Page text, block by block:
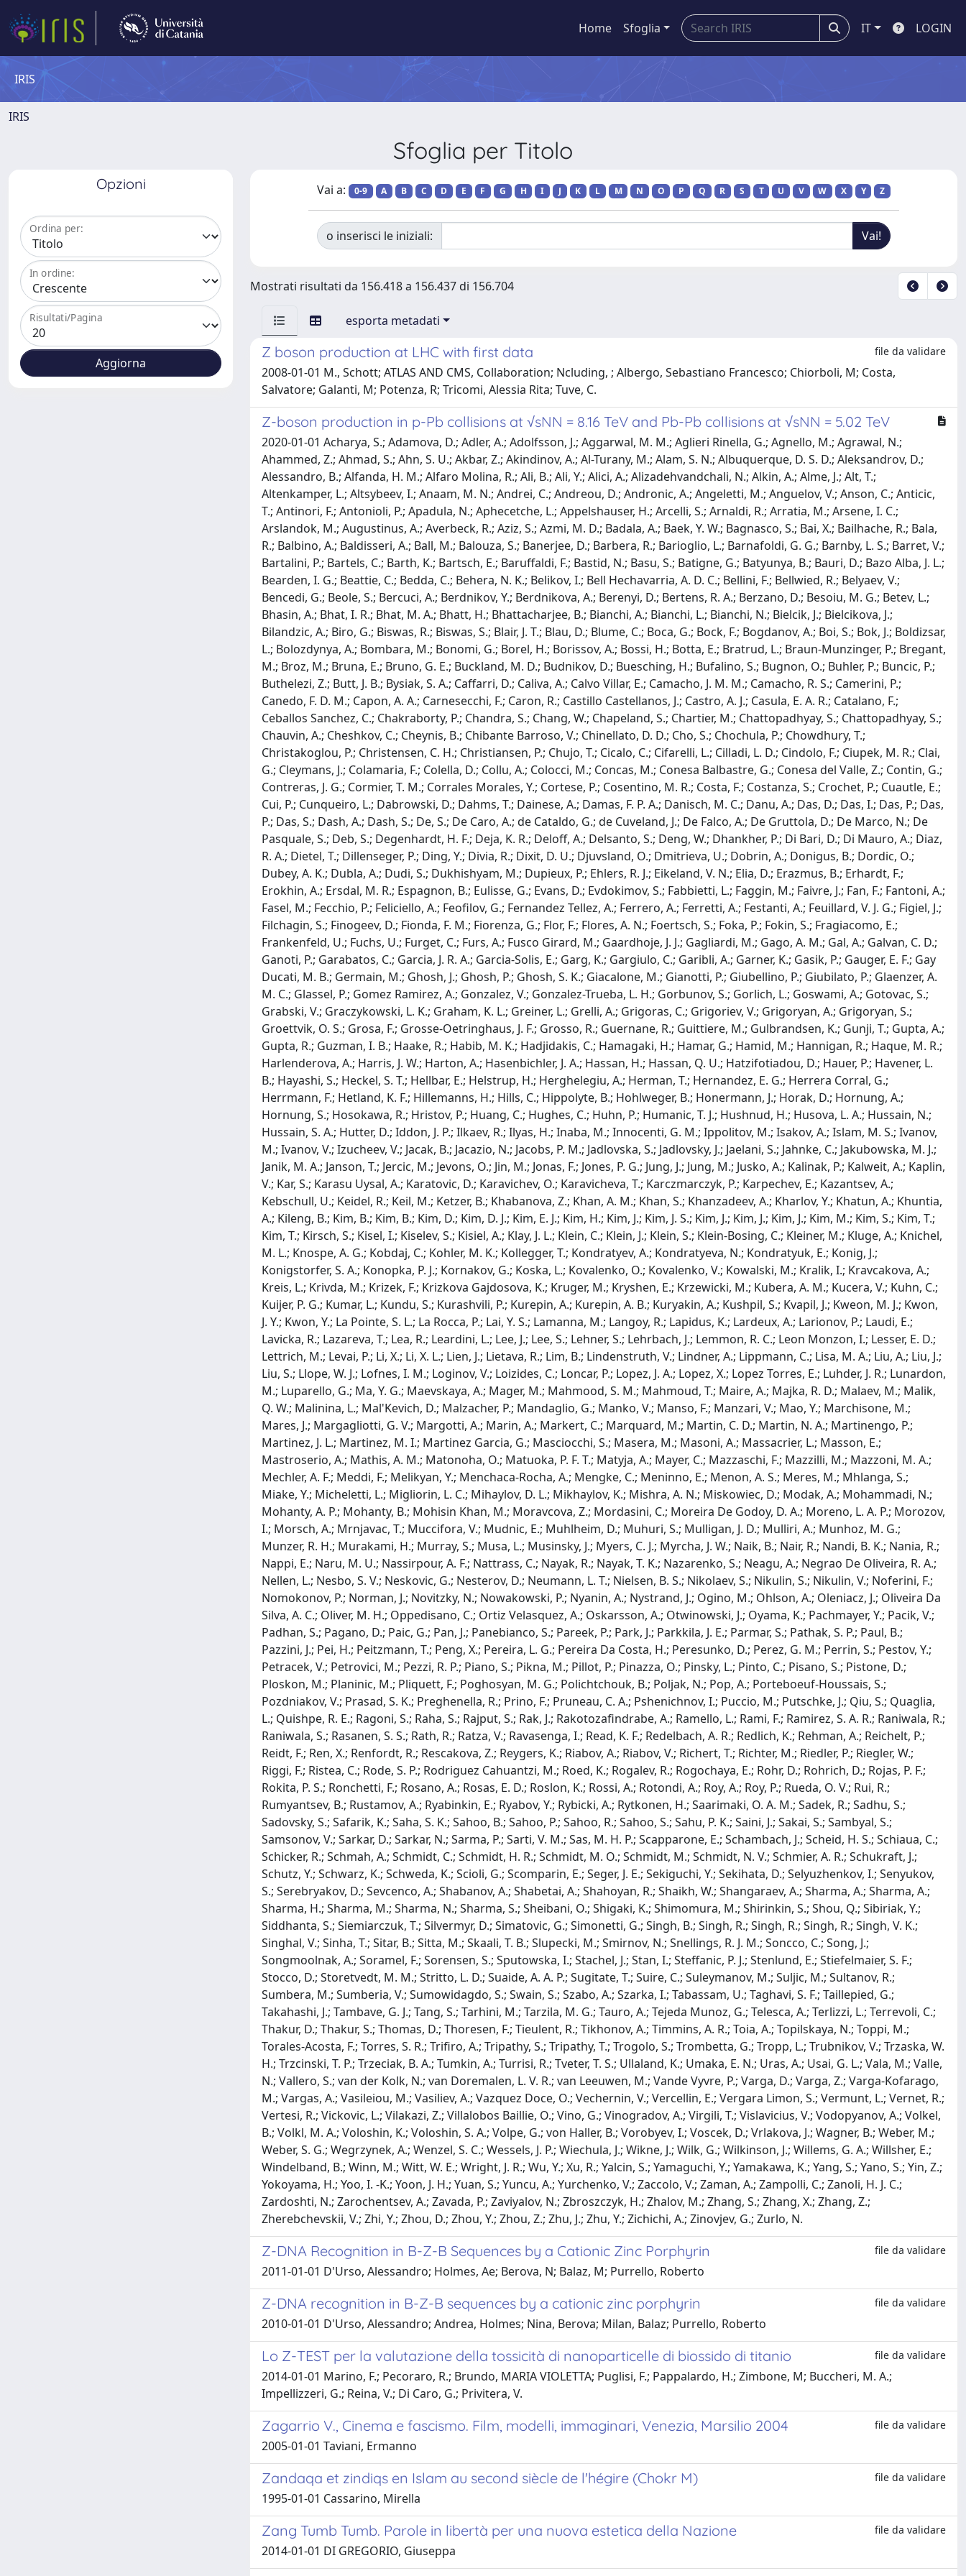
Home Sfoglia IT LOGIN
IRIS
IRIS
Sfoglia per Titolo
Opzioni
Ordina per:
In ordine:
Risultati/Pagina
Vai a: 0-9 A B C D E F G H I J K L M N O P Q R S T U V W X Y Z
o inserisci le iniziali:
Mostrati risultati da 156.418 a 156.437 di 156.704
esporta metadati
Z boson production at LHC with first data file da validare
2008-01-01 M., Schott; ATLAS AND CMS, Collaboration; Ncluding, ; Albergo, Sebastiano Francesco; Chiorboli, M; Costa,
Salvatore; Galanti, M; Potenza, R; Tricomi, Alessia Rita; Tuve, C.
Z-boson production in p-Pb collisions at √sNN = 8.16 TeV and Pb-Pb collisions at √sNN = 5.02 TeV
2020-01-01 Acharya, S.; Adamova, D.; Adler, A.; Adolfsson, J.; Aggarwal, M. M.; Aglieri Rinella, G.; Agnello, M.; Agrawal, N.; Ahammed, Z.; Ahmad, S.; Ahn, S. U.; Akbar, Z.; Akindinov, A.; Al-Turany, M.; Alam, S. N.; Albuquerque, D. S. D.; Aleksandrov, D.; Alessandro, B.; Alfanda, H. M.; Alfaro Molina, R.; Ali, B.; Ali, Y.; Alici, A.; Alizadehvandchali, N.; Alkin, A.; Alme, J.; Alt, T.; Altenkamper, L.; Altsybeev, I.; Anaam, M. N.; Andrei, C.; Andreou, D.; Andronic, A.; Angeletti, M.; Anguelov, V.; Anson, C.; Anticic, T.; Antinori, F.; Antonioli, P.; Apadula, N.; Aphecetche, L.; Appelshauser, H.; Arcelli, S.; Arnaldi, R.; Arratia, M.; Arsene, I. C.; Arslandok, M.; Augustinus, A.; Averbeck, R.; Aziz, S.; Azmi, M. D.; Badala, A.; Baek, Y. W.; Bagnasco, S.; Bai, X.; Bailhache, R.; Bala, R.; Balbino, A.; Baldisseri, A.; Ball, M.; Balouza, S.; Banerjee, D.; Barbera, R.; Barioglio, L.; Barnafoldi, G. G.; Barnby, L. S.; Barret, V.; Bartalini, P.; Bartels, C.; Barth, K.; Bartsch, E.; Baruffaldi, F.; Bastid, N.; Basu, S.; Batigne, G.; Batyunya, B.; Bauri, D.; Bazo Alba, J. L.; Bearden, I. G.; Beattie, C.; Bedda, C.; Behera, N. K.; Belikov, I.; Bell Hechavarria, A. D. C.; Bellini, F.; Bellwied, R.; Belyaev, V.; Bencedi, G.; Beole, S.; Bercuci, A.; Berdnikov, Y.; Berdnikova, A.; Berenyi, D.; Bertens, R. A.; Berzano, D.; Besoiu, M. G.; Betev, L.; Bhasin, A.; Bhat, I. R.; Bhat, M. A.; Bhatt, H.; Bhattacharjee, B.; Bianchi, A.; Bianchi, L.; Bianchi, N.; Bielcik, J.; Bielcikova, J.; Bilandzic, A.; Biro, G.; Biswas, R.; Biswas, S.; Blair, J. T.; Blau, D.; Blume, C.; Boca, G.; Bock, F.; Bogdanov, A.; Boi, S.; Bok, J.; Boldizsar, L.; Bolozdynya, A.; Bombara, M.; Bonomi, G.; Borel, H.; Borissov, A.; Bossi, H.; Botta, E.; Bratrud, L.; Braun-Munzinger, P.; Bregant, M.; Broz, M.; Bruna, E.; Bruno, G. E.; Buckland, M. D.; Budnikov, D.; Buesching, H.; Bufalino, S.; Bugnon, O.; Buhler, P.; Buncic, P.; Buthelezi, Z.; Butt, J. B.; Bysiak, S. A.; Caffarri, D.; Caliva, A.; Calvo Villar, E.; Camacho, J. M. M.; Camacho, R. S.; Camerini, P.; Canedo, F. D. M.; Capon, A. A.; Carnesecchi, F.; Caron, R.; Castillo Castellanos, J.; Castro, A. J.; Casula, E. A. R.; Catalano, F.; Ceballos Sanchez, C.; Chakraborty, P.; Chandra, S.; Chang, W.; Chapeland, S.; Chartier, M.; Chattopadhyay, S.; Chattopadhyay, S.; Chauvin, A.; Cheshkov, C.; Cheynis, B.; Chibante Barroso, V.; Chinellato, D. D.; Cho, S.; Chochula, P.; Chowdhury, T.; Christakoglou, P.; Christensen, C. H.; Christiansen, P.; Chujo, T.; Cicalo, C.; Cifarelli, L.; Cilladi, L. D.; Cindolo, F.; Ciupek, M. R.; Clai, G.; Cleymans, J.; Colamaria, F.; Colella, D.; Collu, A.; Colocci, M.; Concas, M.; Conesa Balbastre, G.; Conesa del Valle, Z.; Contin, G.; Contreras, J. G.; Cormier, T. M.; Corrales Morales, Y.; Cortese, P.; Cosentino, M. R.; Costa, F.; Costanza, S.; Crochet, P.; Cuautle, E.; Cui, P.; Cunqueiro, L.; Dabrowski, D.; Dahms, T.; Dainese, A.; Damas, F. P. A.; Danisch, M. C.; Danu, A.; Das, D.; Das, I.; Das, P.; Das, P.; Das, S.; Dash, A.; Dash, S.; De, S.; De Caro, A.; de Cataldo, G.; de Cuveland, J.; De Falco, A.; De Gruttola, D.; De Marco, N.; De Pasquale, S.; Deb, S.; Degenhardt, H. F.; Deja, K. R.; Deloff, A.; Delsanto, S.; Deng, W.; Dhankher, P.; Di Bari, D.; Di Mauro, A.; Diaz, R. A.; Dietel, T.; Dillenseger, P.; Ding, Y.; Divia, R.; Dixit, D. U.; Djuvsland, O.; Dmitrieva, U.; Dobrin, A.; Donigus, B.; Dordic, O.; Dubey, A. K.; Dubla, A.; Dudi, S.; Dukhishyam, M.; Dupieux, P.; Ehlers, R. J.; Eikeland, V. N.; Elia, D.; Erazmus, B.; Erhardt, F.; Erokhin, A.; Ersdal, M. R.; Espagnon, B.; Eulisse, G.; Evans, D.; Evdokimov, S.; Fabbietti, L.; Faggin, M.; Faivre, J.; Fan, F.; Fantoni, A.; Fasel, M.; Fecchio, P.; Feliciello, A.; Feofilov, G.; Fernandez Tellez, A.; Ferrero, A.; Ferretti, A.; Festanti, A.; Feuillard, V. J. G.; Figiel, J.; Filchagin, S.; Finogeev, D.; Fionda, F. M.; Fiorenza, G.; Flor, F.; Flores, A. N.; Foertsch, S.; Foka, P.; Fokin, S.; Fragiacomo, E.; Frankenfeld, U.; Fuchs, U.; Furget, C.; Furs, A.; Fusco Girard, M.; Gaardhoje, J. J.; Gagliardi, M.; Gago, A. M.; Gal, A.; Galvan, C. D.; Ganoti, P.; Garabatos, C.; Garcia, J. R. A.; Garcia-Solis, E.; Garg, K.; Gargiulo, C.; Garibli, A.; Garner, K.; Gasik, P.; Gauger, E. F.; Gay Ducati, M. B.; Germain, M.; Ghosh, J.; Ghosh, P.; Ghosh, S. K.; Giacalone, M.; Gianotti, P.; Giubellino, P.; Giubilato, P.; Glaenzer, A. M. C.; Glassel, P.; Gomez Ramirez, A.; Gonzalez, V.; Gonzalez-Trueba, L. H.; Gorbunov, S.; Gorlich, L.; Goswami, A.; Gotovac, S.; Grabski, V.; Graczykowski, L. K.; Graham, K. L.; Greiner, L.; Grelli, A.; Grigoras, C.; Grigoriev, V.; Grigoryan, A.; Grigoryan, S.; Groettvik, O. S.; Grosa, F.; Grosse-Oetringhaus, J. F.; Grosso, R.; Guernane, R.; Guittiere, M.; Gulbrandsen, K.; Gunji, T.; Gupta, A.; Gupta, R.; Guzman, I. B.; Haake, R.; Habib, M. K.; Hadjidakis, C.; Hamagaki, H.; Hamar, G.; Hamid, M.; Hannigan, R.; Haque, M. R.; Harlenderova, A.; Harris, J. W.; Harton, A.; Hasenbichler, J. A.; Hassan, H.; Hassan, Q. U.; Hatzifotiadou, D.; Hauer, P.; Havener, L. B.; Hayashi, S.; Heckel, S. T.; Hellbar, E.; Helstrup, H.; Herghelegiu, A.; Herman, T.; Hernandez, E. G.; Herrera Corral, G.; Herrmann, F.; Hetland, K. F.; Hillemanns, H.; Hills, C.; Hippolyte, B.; Hohlweger, B.; Honermann, J.; Horak, D.; Hornung, A.; Hornung, S.; Hosokawa, R.; Hristov, P.; Huang, C.; Hughes, C.; Huhn, P.; Humanic, T. J.; Hushnud, H.; Husova, L. A.; Hussain, N.; Hussain, S. A.; Hutter, D.; Iddon, J. P.; Ilkaev, R.; Ilyas, H.; Inaba, M.; Innocenti, G. M.; Ippolitov, M.; Isakov, A.; Islam, M. S.; Ivanov, M.; Ivanov, V.; Izucheev, V.; Jacak, B.; Jacazio, N.; Jacobs, P. M.; Jadlovska, S.; Jadlovsky, J.; Jaelani, S.; Jahnke, C.; Jakubowska, M. J.; Janik, M. A.; Janson, T.; Jercic, M.; Jevons, O.; Jin, M.; Jonas, F.; Jones, P. G.; Jung, J.; Jung, M.; Jusko, A.; Kalinak, P.; Kalweit, A.; Kaplin, V.; Kar, S.; Karasu Uysal, A.; Karatovic, D.; Karavichev, O.; Karavicheva, T.; Karczmarczyk, P.; Karpechev, E.; Kazantsev, A.; Kebschull, U.; Keidel, R.; Keil, M.; Ketzer, B.; Khabanova, Z.; Khan, A. M.; Khan, S.; Khanzadeev, A.; Kharlov, Y.; Khatun, A.; Khuntia, A.; Kileng, B.; Kim, B.; Kim, B.; Kim, D.; Kim, D. J.; Kim, E. J.; Kim, H.; Kim, J.; Kim, J. S.; Kim, J.; Kim, J.; Kim, J.; Kim, M.; Kim, S.; Kim, T.; Kim, T.; Kirsch, S.; Kisel, I.; Kiselev, S.; Kisiel, A.; Klay, J. L.; Klein, C.; Klein, J.; Klein, S.; Klein-Bosing, C.; Kleiner, M.; Kluge, A.; Knichel, M. L.; Knospe, A. G.; Kobdaj, C.; Kohler, M. K.; Kollegger, T.; Kondratyev, A.; Kondratyeva, N.; Kondratyuk, E.; Konig, J.; Konigstorfer, S. A.; Konopka, P. J.; Kornakov, G.; Koska, L.; Kovalenko, O.; Kovalenko, V.; Kowalski, M.; Kralik, I.; Kravcakova, A.; Kreis, L.; Krivda, M.; Krizek, F.; Krizkova Gajdosova, K.; Kruger, M.; Kryshen, E.; Krzewicki, M.; Kubera, A. M.; Kucera, V.; Kuhn, C.; Kuijer, P. G.; Kumar, L.; Kundu, S.; Kurashvili, P.; Kurepin, A.; Kurepin, A. B.; Kuryakin, A.; Kushpil, S.; Kvapil, J.; Kweon, M. J.; Kwon, J. Y.; Kwon, Y.; La Pointe, S. L.; La Rocca, P.; Lai, Y. S.; Lamanna, M.; Langoy, R.; Lapidus, K.; Lardeux, A.; Larionov, P.; Laudi, E.; Lavicka, R.; Lazareva, T.; Lea, R.; Leardini, L.; Lee, J.; Lee, S.; Lehner, S.; Lehrbach, J.; Lemmon, R. C.; Leon Monzon, I.; Lesser, E. D.; Lettrich, M.; Levai, P.; Li, X.; Li, X. L.; Lien, J.; Lietava, R.; Lim, B.; Lindenstruth, V.; Lindner, A.; Lippmann, C.; Lisa, M. A.; Liu, A.; Liu, J.; Liu, S.; Llope, W. J.; Lofnes, I. M.; Loginov, V.; Loizides, C.; Loncar, P.; Lopez, J. A.; Lopez, X.; Lopez Torres, E.; Luhder, J. R.; Lunardon, M.; Luparello, G.; Ma, Y. G.; Maevskaya, A.; Mager, M.; Mahmood, S. M.; Mahmoud, T.; Maire, A.; Majka, R. D.; Malaev, M.; Malik, Q. W.; Malinina, L.; Mal'Kevich, D.; Malzacher, P.; Mandaglio, G.; Manko, V.; Manso, F.; Manzari, V.; Mao, Y.; Marchisone, M.; Mares, J.; Margagliotti, G. V.; Margotti, A.; Marin, A.; Markert, C.; Marquard, M.; Martin, C. D.; Martin, N. A.; Martinengo, P.; Martinez, J. L.; Martinez, M. I.; Martinez Garcia, G.; Masciocchi, S.; Masera, M.; Masoni, A.; Massacrier, L.; Masson, E.; Mastroserio, A.; Mathis, A. M.; Matonoha, O.; Matuoka, P. F. T.; Matyja, A.; Mayer, C.; Mazzaschi, F.; Mazzilli, M.; Mazzoni, M. A.; Mechler, A. F.; Meddi, F.; Melikyan, Y.; Menchaca-Rocha, A.; Mengke, C.; Meninno, E.; Menon, A. S.; Meres, M.; Mhlanga, S.; Miake, Y.; Micheletti, L.; Migliorin, L. C.; Mihaylov, D. L.; Mikhaylov, K.; Mishra, A. N.; Miskowiec, D.; Modak, A.; Mohammadi, N.; Mohanty, A. P.; Mohanty, B.; Mohisin Khan, M.; Moravcova, Z.; Mordasini, C.; Moreira De Godoy, D. A.; Moreno, L. A. P.; Morozov, I.; Morsch, A.; Mrnjavac, T.; Muccifora, V.; Mudnic, E.; Muhlheim, D.; Muhuri, S.; Mulligan, J. D.; Mulliri, A.; Munhoz, M. G.; Munzer, R. H.; Murakami, H.; Murray, S.; Musa, L.; Musinsky, J.; Myers, C. J.; Myrcha, J. W.; Naik, B.; Nair, R.; Nandi, B. K.; Nania, R.; Nappi, E.; Naru, M. U.; Nassirpour, A. F.; Nattrass, C.; Nayak, R.; Nayak, T. K.; Nazarenko, S.; Neagu, A.; Negrao De Oliveira, R. A.; Nellen, L.; Nesbo, S. V.; Neskovic, G.; Nesterov, D.; Neumann, L. T.; Nielsen, B. S.; Nikolaev, S.; Nikulin, S.; Nikulin, V.; Noferini, F.; Nomokonov, P.; Norman, J.; Novitzky, N.; Nowakowski, P.; Nyanin, A.; Nystrand, J.; Ogino, M.; Ohlson, A.; Oleniacz, J.; Oliveira Da Silva, A. C.; Oliver, M. H.; Oppedisano, C.; Ortiz Velasquez, A.; Oskarsson, A.; Otwinowski, J.; Oyama, K.; Pachmayer, Y.; Pacik, V.; Padhan, S.; Pagano, D.; Paic, G.; Pan, J.; Panebianco, S.; Pareek, P.; Park, J.; Parkkila, J. E.; Parmar, S.; Pathak, S. P.; Paul, B.; Pazzini, J.; Pei, H.; Peitzmann, T.; Peng, X.; Pereira, L. G.; Pereira Da Costa, H.; Peresunko, D.; Perez, G. M.; Perrin, S.; Pestov, Y.; Petracek, V.; Petrovici, M.; Pezzi, R. P.; Piano, S.; Pikna, M.; Pillot, P.; Pinazza, O.; Pinsky, L.; Pinto, C.; Pisano, S.; Pistone, D.; Ploskon, M.; Planinic, M.; Pliquett, F.; Poghosyan, M. G.; Polichtchouk, B.; Poljak, N.; Pop, A.; Porteboeuf-Houssais, S.; Pozdniakov, V.; Prasad, S. K.; Preghenella, R.; Prino, F.; Pruneau, C. A.; Pshenichnov, I.; Pucc
Z-DNA Recognition in B-Z-B Sequences by a Cationic Zinc Porphyrin file da validare
2011-01-01 D'Urso, Alessandro; Holmes, Ae; Berova, N; Balaz, M; Purrello, Roberto
Z-DNA recognition in B-Z-B sequences by a cationic zinc porphyrin file da validare
2010-01-01 D'Urso, Alessandro; Andrea, Holmes; Nina, Berova; Milan, Balaz; Purrello, Roberto
Lo Z-TEST per la valutazione della tossicità di nanoparticelle di biossido di titanio file da validare
2014-01-01 Marino, F.; Pecoraro, R.; Brundo, MARIA VIOLETTA; Puglisi, F.; Pappalardo, H.; Zimbone, M; Buccheri, M. A.;
Impellizzeri, G.; Reina, V.; Di Caro, G.; Privitera, V.
Zagarrio V., Cinema e fascismo. Film, modelli, immaginari, Venezia, Marsilio 2004 file da validare
2005-01-01 Taviani, Ermanno
Zandaqa et zindiqs en Islam au second siècle de l'hégire (Chokr M) file da validare
1995-01-01 Cassarino, Mirella
Zang Tumb Tumb. Parole in libertà per una nuova estetica della Nazione file da validare
2014-01-01 DI GREGORIO, Giuseppa